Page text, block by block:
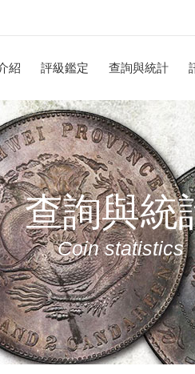
紹 評級鑑定 查詢與統計
查詢與統
Coin statistics